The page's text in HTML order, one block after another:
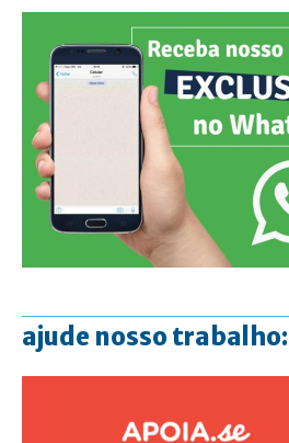
ajude nosso trabalho: